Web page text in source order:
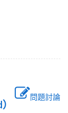
問題討論